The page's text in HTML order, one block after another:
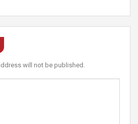
will not be published.